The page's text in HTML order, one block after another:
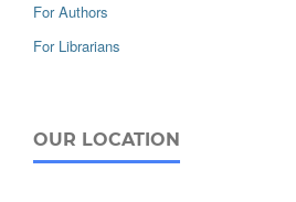
For Authors
For Librarians
OUR LOCATION